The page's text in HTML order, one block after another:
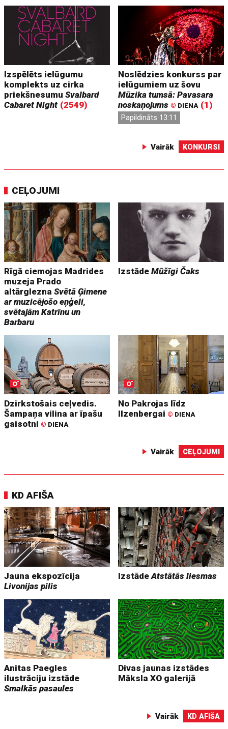
Izspēlēts ielūgumu
komplekts uz cirka
priekšnesumuSvalbard
Cabaret Night (2549)
Noslēdzies konkurss par
ielūgumiem uz šovu
Mūzika tumsā: Pavasara
noskaņojums © DIENA (1)
Papildināts 13:11
Vairāk KONKURSI
CEĻOJUMI
Rīgā ciemojas Madrides
muzeja Prado
altārgleznaSvētā Ģimene
ar muzicējošo eņģeli,
svētajām Katrīnu un
Barbaru
IzstādeMūžīgi Čaks
Dzirkstošais ceļvedis.
Šampaņa vilina ar īpašu
gaisotni © DIENA
No Pakrojas līdz
Ilzenbergai © DIENA
Vairāk CEĻOJUMI
KD AFIŠA
Jauna ekspozīcija
Livonijas pilis
IzstādeAtstātās liesmas
Anitas Paegles
ilustrāciju izstāde
Smalkās pasaules
Divas jaunas izstādes
Māksla XO galerijā
Vairāk KD AFIŠA